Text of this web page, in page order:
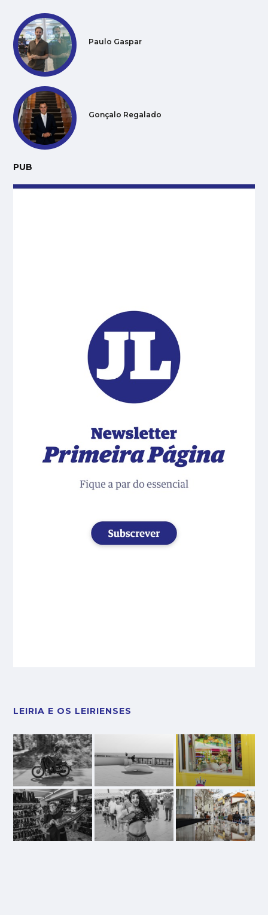
Paulo Gaspar
Gonçalo Regalado
PUB
LEIRIA E OS LEIRIENSES